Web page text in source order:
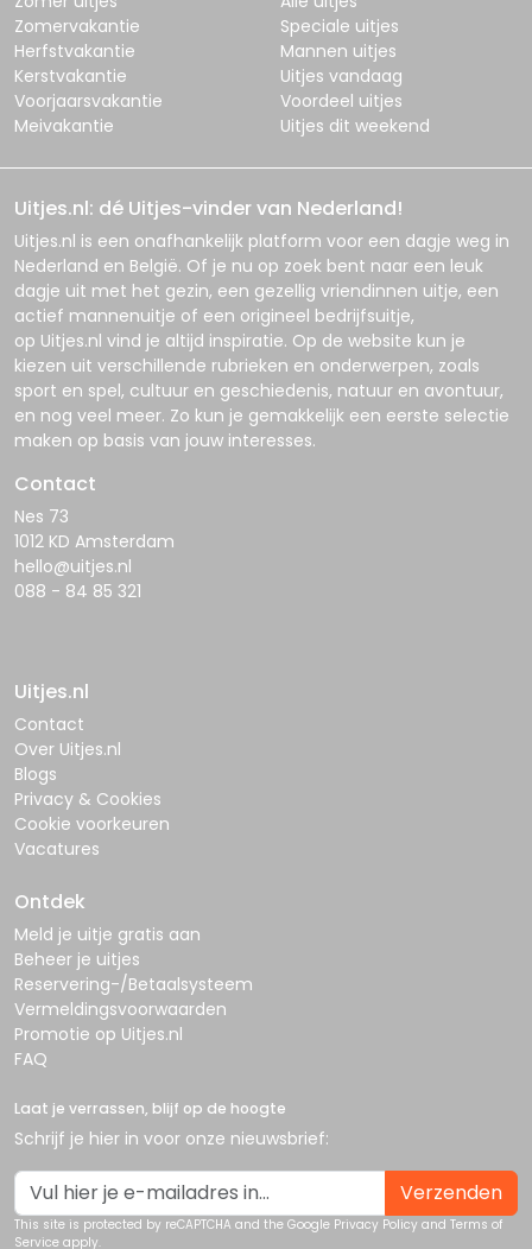
Zomervakantie
Herfstvakantie
Kerstvakantie
Voorjaarsvakantie
Meivakantie
Speciale uitjes
Mannen uitjes
Uitjes vandaag
Voordeel uitjes
Uitjes dit weekend
Uitjes.nl: dé Uitjes-vinder van Nederland!
Uitjes.nl is een onafhankelijk platform voor een dagje weg in
Nederland en België. Of je nu op zoek bent naar een leuk
dagje uit met het gezin, een gezellig vriendinnen uitje, een
actief mannenuitje of een origineel bedrijfsuitje,
op Uitjes.nl vind je altijd inspiratie. Op de website kun je
kiezen uit verschillende rubrieken en onderwerpen, zoals
sport en spel, cultuur en geschiedenis, natuur en avontuur,
en nog veel meer. Zo kun je gemakkelijk een eerste selectie
maken op basis van jouw interesses.
Contact
Nes 73
1012 KD Amsterdam
hello@uitjes.nl
088 - 84 85 321
Uitjes.nl
Contact
Over Uitjes.nl
Blogs
Privacy & Cookies
Cookie voorkeuren
Vacatures
Ontdek
Meld je uitje gratis aan
Beheer je uitjes
Reservering-/Betaalsysteem
Vermeldingsvoorwaarden
Promotie op Uitjes.nl
FAQ
Laat je verrassen, blijf op de hoogte
Schrijf je hier in voor onze nieuwsbrief:
Verzenden
This site is protected by reCAPTCHA and the Google Privacy Policy and Terms of
Service apply.